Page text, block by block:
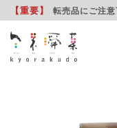
【重要】 転売品にご注